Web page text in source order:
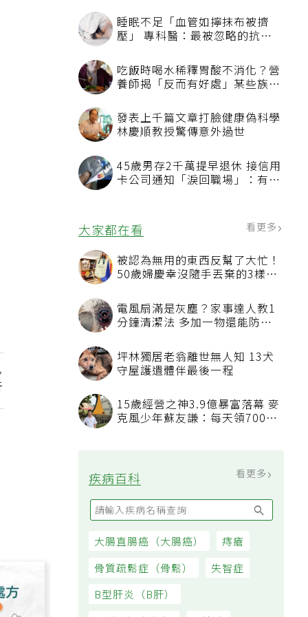
最新文章 看更多
壓」 專科醫：最被忽略的抗老
方法
養師揭「反而有好處」某些族群
才要禁
林慶順教授驚傳意外過世
大家都在看
50歲婦慶幸沒隨手丟棄的3樣物
電風扇滿是灰塵？家事達人教1
分鐘清潔法 多加一物還能防髒
汙附著